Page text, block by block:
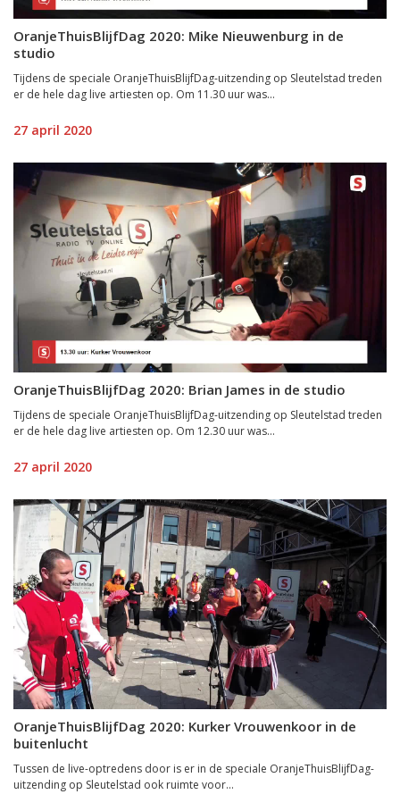
OranjeThuisBlijfDag 2020: Mike Nieuwenburg in de
studio
Tijdens de speciale OranjeThuisBlijfDag-uitzending op Sleutelstad treden
er de hele dag live artiesten op. Om 11.30 uur was...
27 april 2020
OranjeThuisBlijfDag 2020: Brian James in de studio
Tijdens de speciale OranjeThuisBlijfDag-uitzending op Sleutelstad treden
er de hele dag live artiesten op. Om 12.30 uur was...
27 april 2020
OranjeThuisBlijfDag 2020: Kurker Vrouwenkoor in de
buitenlucht
Tussen de live-optredens door is er in de speciale OranjeThuisBlijfDag-
uitzending op Sleutelstad ook ruimte voor...